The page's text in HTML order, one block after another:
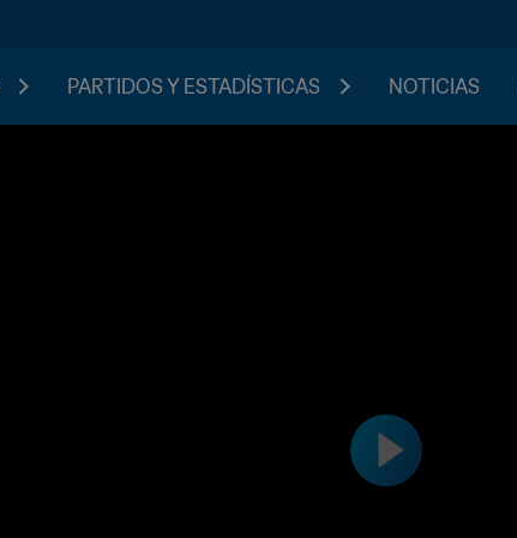
PARTIDOS Y ESTADÍSTICAS NOTICIAS